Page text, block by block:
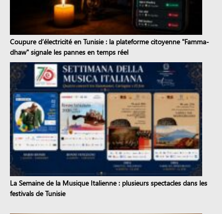
Coupure d’électricité en Tunisie : la plateforme citoyenne "Famma-
dhaw" signale les pannes en temps réel
La Semaine de la Musique Italienne : plusieurs spectacles dans les
festivals de Tunisie